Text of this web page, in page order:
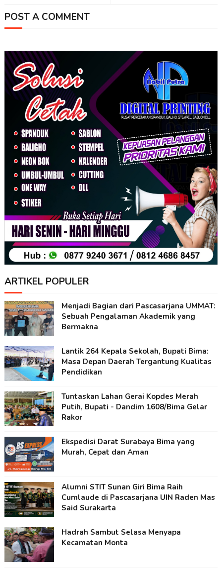
POST A COMMENT
ARTIKEL POPULER
Menjadi Bagian dari Pascasarjana UMMAT:
Sebuah Pengalaman Akademik yang
Bermakna
Lantik 264 Kepala Sekolah, Bupati Bima:
Masa Depan Daerah Tergantung Kualitas
Pendidikan
Tuntaskan Lahan Gerai Kopdes Merah
Putih, Bupati - Dandim 1608/Bima Gelar
Rakor
Ekspedisi Darat Surabaya Bima yang
Murah, Cepat dan Aman
Alumni STIT Sunan Giri Bima Raih
Cumlaude di Pascasarjana UIN Raden Mas
Said Surakarta
Hadrah Sambut Selasa Menyapa
Kecamatan Monta